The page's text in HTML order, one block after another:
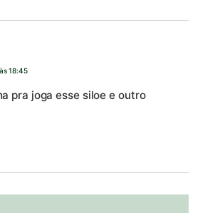
18:45
pra joga esse siloe e outro